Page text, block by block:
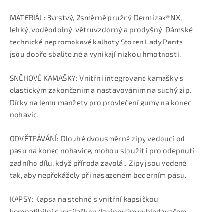
MATERIÁL: 3vrstvý, 2směrně pružný Dermizax®NX,
lehký, voděodolný, větruvzdorný a prodyšný. Dámské
technické nepromokavé kalhoty Storen Lady Pants
jsou dobře sbalitelné a vynikají nízkou hmotností.
SNĚHOVÉ KAMAŠKY: Vnitřní integrované kamašky s
elastickým zakončením a nastavováním na suchý zip.
Dírky na lemu manžety pro provlečení gumy na konec
nohavic.
ODVĚTRÁVÁNÍ: Dlouhé dvousměrné zipy vedoucí od
pasu na konec nohavice, mohou sloužit i pro odepnutí
zadního dílu, když příroda zavolá... Zipy jsou vedené
tak, aby nepřekážely při nasazeném bederním pásu.
KAPSY: Kapsa na stehně s vnitřní kapsičkou